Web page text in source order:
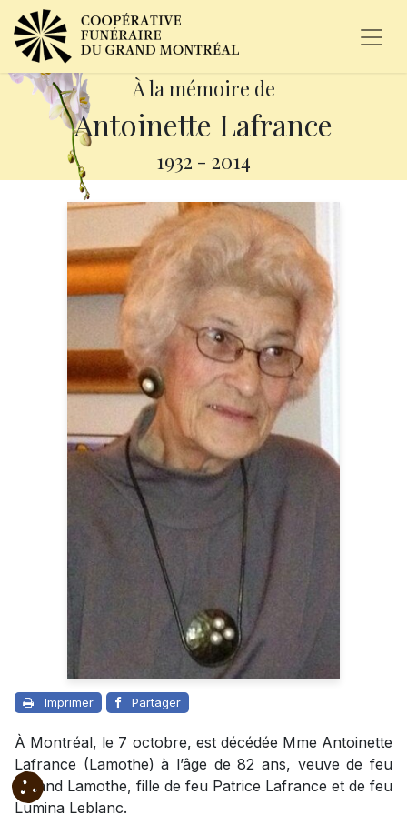
À la mémoire de
Antoinette Lafrance
1932 - 2014
Imprimer Partager
À Montréal, le 7 octobre, est décédée Mme Antoinette
Lafrance (Lamothe) à l’âge de 82 ans, veuve de feu
Roland Lamothe, fille de feu Patrice Lafrance et de feu
Lumina Leblanc.